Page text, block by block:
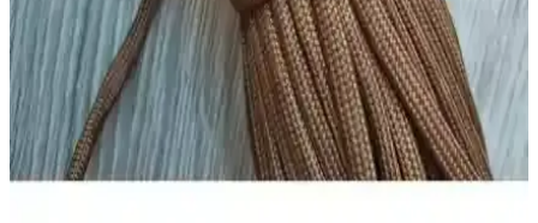
Sasa Fosforlu Oval Yu<muş>ak Boncuk 100'lü
Paket 5x8 mm Parlak ve İşlevsel Tasarım
Bu fosforlu oval boncuklar gece parıltısı sağlar, takı ve dekorasyon
projelerine şıklık katar, dayanıklı ve esnektir, kolay şekil alır ve
çeşitli uygulamalarda kullanılabilir.
ElHobi Küçük Boy Epoksi Kalıbı Yaratıcılığınızı